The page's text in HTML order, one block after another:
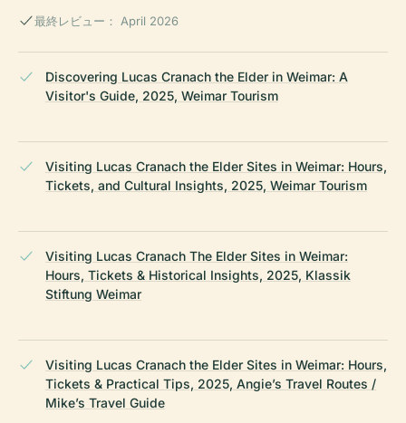
最終レビュー： April 2026
Discovering Lucas Cranach the Elder in Weimar: A
Visitor's Guide, 2025, Weimar Tourism
Visiting Lucas Cranach the Elder Sites in Weimar: Hours,
Tickets, and Cultural Insights, 2025, Weimar Tourism
Visiting Lucas Cranach The Elder Sites in Weimar:
Hours, Tickets & Historical Insights, 2025, Klassik
Stiftung Weimar
Visiting Lucas Cranach the Elder Sites in Weimar: Hours,
Tickets & Practical Tips, 2025, Angie’s Travel Routes /
Mike’s Travel Guide